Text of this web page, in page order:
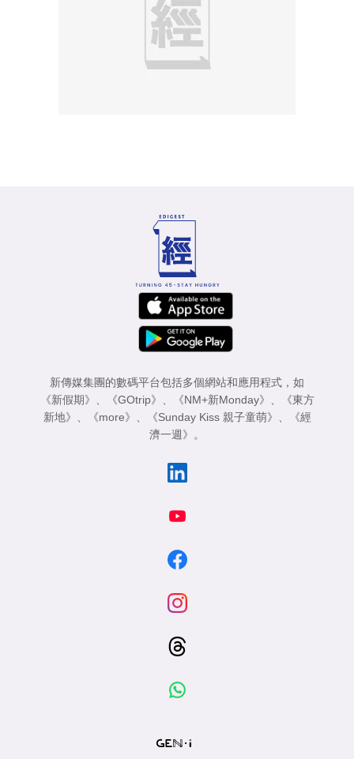
新傳媒集團的數碼平台包括多個網站和應用程式，如
《新假期》
《GOtrip》 《NM+新Monday》
《東方
新地》
《more》 《Sunday Kiss 親子童萌》
《經
濟一週》
。